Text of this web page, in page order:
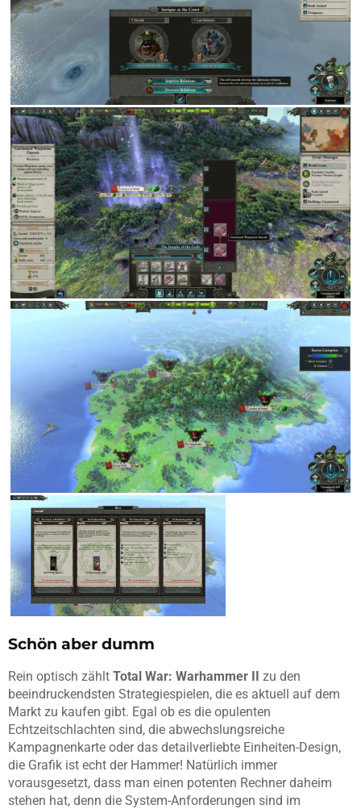
Schön aber dumm
Rein optisch zählt Total War: Warhammer II zu den
beeindruckendsten Strategiespielen, die es aktuell auf dem
Markt zu kaufen gibt. Egal ob es die opulenten
Echtzeitschlachten sind, die abwechslungsreiche
Kampagnenkarte oder das detailverliebte Einheiten-Design,
die Grafik ist echt der Hammer! Natürlich immer
vorausgesetzt, dass man einen potenten Rechner daheim
stehen hat, denn die System-Anforderungen sind im